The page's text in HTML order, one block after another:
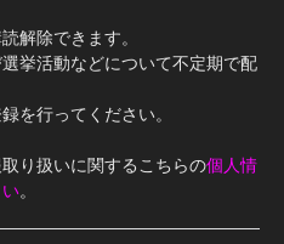
解除できます。
挙活動などについて不定期で配
を行ってください。
り扱いに関するこちらの個人情
。